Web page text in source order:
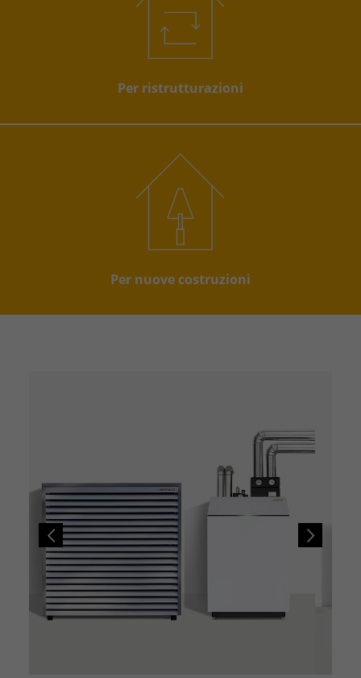
Per ristrutturazioni
Per nuove costruzioni
Previous Next